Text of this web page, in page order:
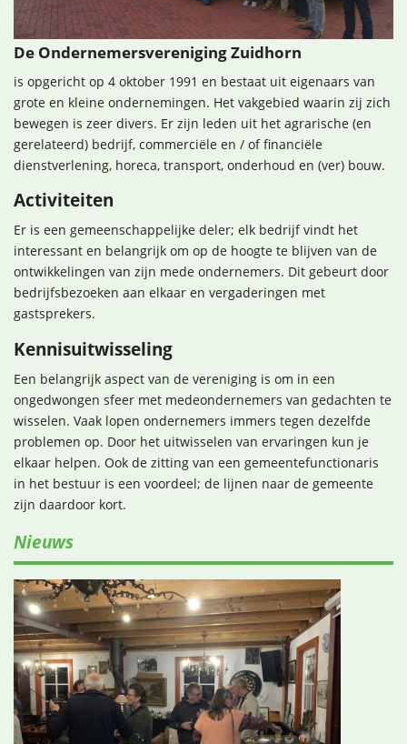
De Ondernemersvereniging Zuidhorn
is opgericht op 4 oktober 1991 en bestaat uit eigenaars van
grote en kleine ondernemingen. Het vakgebied waarin zij zich
bewegen is zeer divers. Er zijn leden uit het agrarische (en
gerelateerd) bedrijf, commerciële en / of financiële
dienstverlening, horeca, transport, onderhoud en (ver) bouw.
Activiteiten
Er is een gemeenschappelijke deler; elk bedrijf vindt het
interessant en belangrijk om op de hoogte te blijven van de
ontwikkelingen van zijn mede ondernemers. Dit gebeurt door
bedrijfsbezoeken aan elkaar en vergaderingen met
gastsprekers.
Kennisuitwisseling
Een belangrijk aspect van de vereniging is om in een
ongedwongen sfeer met medeondernemers van gedachten te
wisselen. Vaak lopen ondernemers immers tegen dezelfde
problemen op. Door het uitwisselen van ervaringen kun je
elkaar helpen. Ook de zitting van een gemeentefunctionaris
in het bestuur is een voordeel; de lijnen naar de gemeente
zijn daardoor kort.
Nieuws